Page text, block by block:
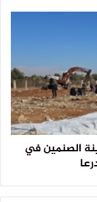
الصنمين في